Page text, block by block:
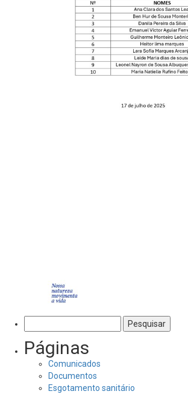
por:
Páginas
Comunicados
Documentos
Esgotamento sanitário